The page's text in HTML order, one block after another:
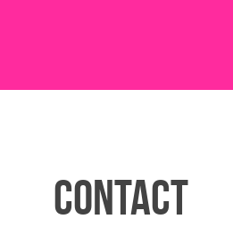
contact